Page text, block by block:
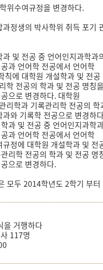
위수여규정을 변경하다.
정생의 박사학위 취득 포기
및 전공 중 언어인지과학과
과 언어학 전공에서 언어학
칙에 대학원 개설학과 및 전공
학 전공의 학과 및 전공 명칭
으로 변경하다. 대학원
리학과 기록관리학 전공의 학
와 기록학 전공으로 변경하
과 및 전공 중 언어인지과학
과 언어학 전공에서 언어학
정에 대학원 개설학과 및 전
리학 전공의 학과 및 전공 명
으로 변경하다.
모두 2014학년도 2학기 부터
을 거행하다
117명